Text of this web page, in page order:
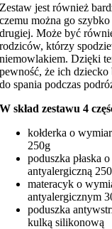
Zestaw jest również
czemu można go
drugiej. Może być
rodziców, którzy
niemowlakiem. Dzięki
pewność, że ich dziecko
do spania podczas
W skład zestawu 4
kołderka o
250g
poduszka płaska
antyalergiczną
materacyk o
antyalergicznym
poduszka
kulką silikonową